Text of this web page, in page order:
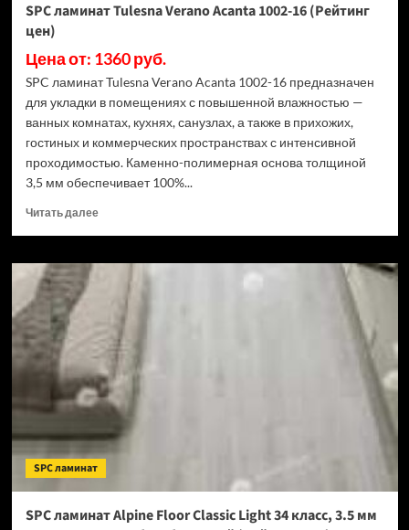
SPC ламинат Tulesna Verano Acanta 1002-16 (Рейтинг
цен)
Цена от: 1360 руб.
SPC ламинат Tulesna Verano Acanta 1002-16 предназначен
для укладки в помещениях с повышенной влажностью —
ванных комнатах, кухнях, санузлах, а также в прихожих,
гостиных и коммерческих пространствах с интенсивной
проходимостью. Каменно-полимерная основа толщиной
3,5 мм обеспечивает 100%...
Читать далееПрочитать
SPC
Verano
Acanta
1002-
(Рейтинг
цен)
SPC ламинат
SPC ламинат Alpine Floor Classic Light 34 класс, 3.5 мм